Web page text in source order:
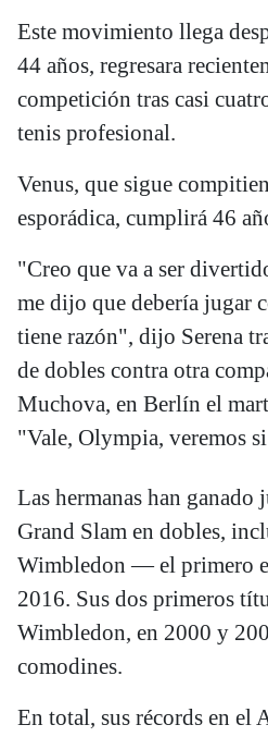
Este movimiento llega
44 años, regresara
competición tras casi
tenis profesional.
Venus, que sigue
esporádica, cumplirá 46
"Creo que va a ser
me dijo que debería jugar
tiene razón", dijo Serena
de dobles contra otra
Muchova, en Berlín el
"Vale, Olympia, veremos
Las hermanas han
Grand Slam en dobles,
Wimbledon — el primero
2016. Sus dos primeros
Wimbledon, en 2000 y
comodines.
En total, sus récords en el